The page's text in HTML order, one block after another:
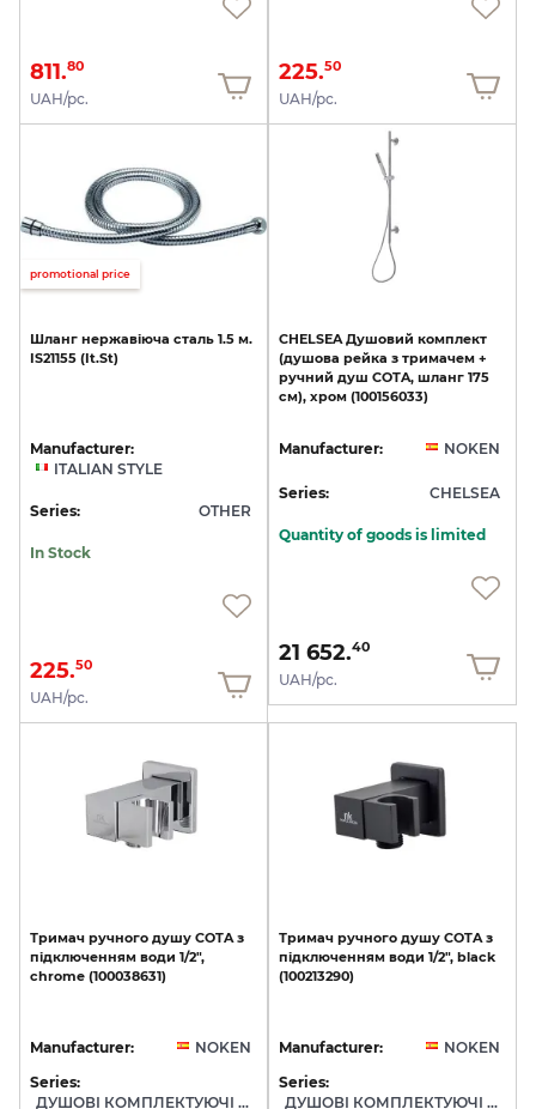
811.80
UAH/pc.
225.50
UAH/pc.
promotional price
Шланг нержавіюча сталь 1.5 м.
IS21155 (It.St)
Manufacturer:
ITALIAN STYLE
Series: OTHER
In Stock
225.50
UAH/pc.
CHELSEA Душовий комплект
(душова рейка з тримачем +
ручний душ COTA, шланг 175
см), хром (100156033)
Manufacturer: NOKEN
Series: CHELSEA
Quantity of goods is limited
21 652.40
UAH/pc.
Тримач ручного душу COTA з
підключенням води 1/2",
chrome (100038631)
Manufacturer:
NOKEN
Series:
ДУШОВІ КОМПЛЕКТУЮЧІ NOKEN
Тримач ручного душу COTA з
підключенням води 1/2", black
(100213290)
Manufacturer:
NOKEN
Series:
ДУШОВІ КОМПЛЕКТУЮЧІ NOKEN